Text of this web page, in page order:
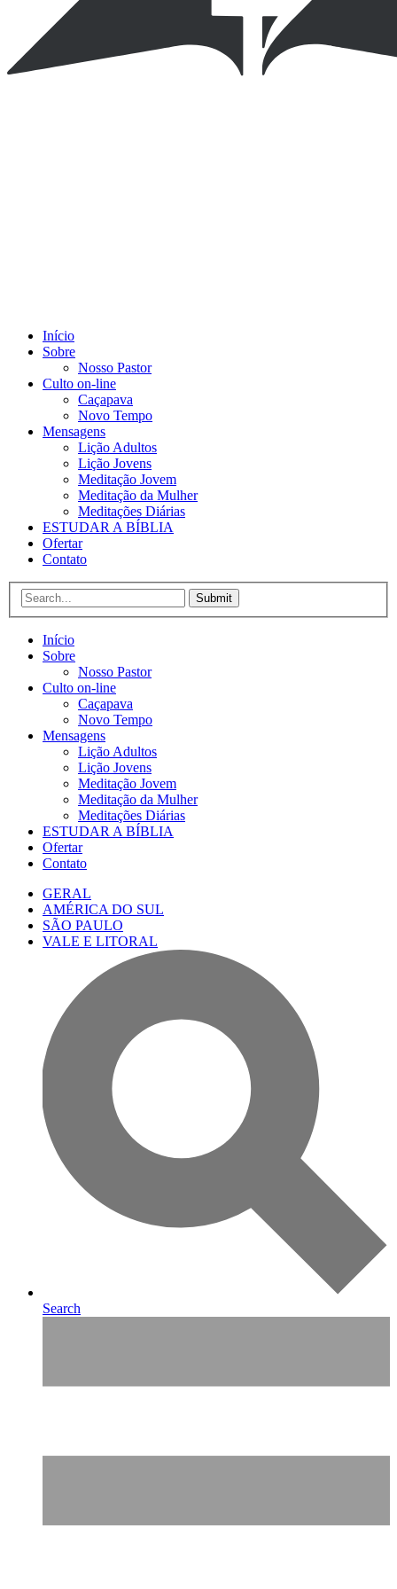
Início
Sobre
Nosso Pastor
Culto on-line
Caçapava
Novo Tempo
Mensagens
Lição Adultos
Lição Jovens
Meditação Jovem
Meditação da Mulher
Meditações Diárias
ESTUDAR A BÍBLIA
Ofertar
Contato
Submit
Início
Sobre
Nosso Pastor
Culto on-line
Caçapava
Novo Tempo
Mensagens
Lição Adultos
Lição Jovens
Meditação Jovem
Meditação da Mulher
Meditações Diárias
ESTUDAR A BÍBLIA
Ofertar
Contato
GERAL
AMÉRICA DO SUL
SÃO PAULO
VALE E LITORAL
Search